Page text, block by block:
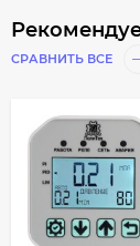
СРАВНИТЬ ВСЕ